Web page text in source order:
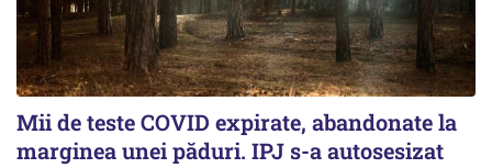
Mii de teste COVID expirate, abandonate la
marginea unei păduri. IPJ s-a autosesizat